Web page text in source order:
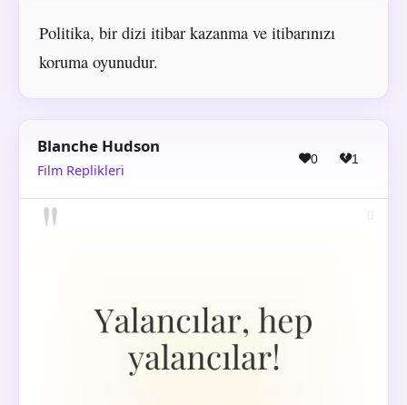
Politika, bir dizi itibar kazanma ve itibarınızı
koruma oyunudur.
Blanche Hudson
Film Replikleri
0 1